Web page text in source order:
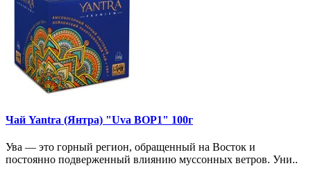
Чай Yantra (Янтра) "Uva BOP1" 100г
Ува — это горный регион, обращенный на Восток и
постоянно подверженный влиянию муссонных ветров. Уни..